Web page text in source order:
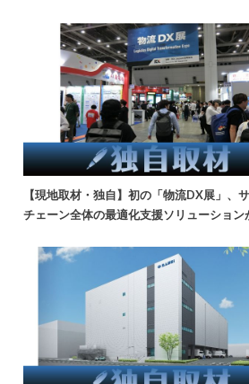
【現地取材・独自】初の「物流DX展」、
チェーン全体の最適化支援ソリューション